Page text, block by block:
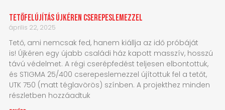
Tetőfelújítás Újkéren Cserepeslemezzel
április 22, 2025
Tető, ami nemcsak fed, hanem kiállja az idő próbáját
is! Újkéren egy újabb családi ház kapott masszív, hosszú
távú védelmet. A régi cserépfedést teljesen elbontottuk,
és STIGMA 25/400 cserepeslemezzel újítottuk fel a tetőt,
UTK 750 (matt téglavörös) színben. A projekthez minden
részletben hozzáadtuk